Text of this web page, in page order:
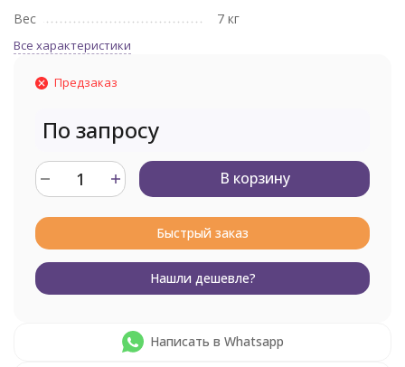
Вес
7 кг
Все характеристики
Предзаказ
По запросу
В корзину
Быстрый заказ
Нашли дешевле?
Написать в Whatsapp